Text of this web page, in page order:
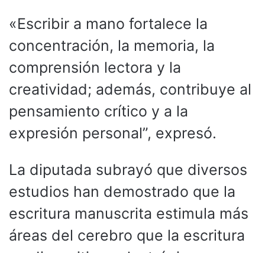
«Escribir a mano fortalece la
concentración, la memoria, la
comprensión lectora y la
creatividad; además, contribuye al
pensamiento crítico y a la
expresión personal”, expresó.
La diputada subrayó que diversos
estudios han demostrado que la
escritura manuscrita estimula más
áreas del cerebro que la escritura